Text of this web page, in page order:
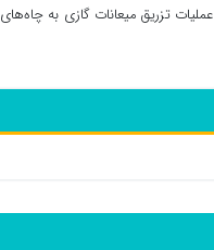
سرانجام در روز سه‌شنبه چهارم خردادماه 1400